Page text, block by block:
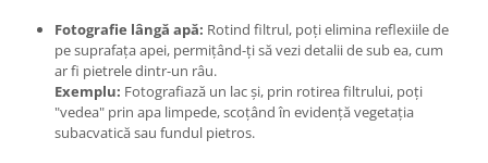
Fotografie lângă apă: Rotind filtrul, poți elimina reflexiile de
pe suprafața apei, permițând-ți să vezi detalii de sub ea, cum
ar fi pietrele dintr-un râu.
Exemplu: Fotografiază un lac și, prin rotirea filtrului, poți
"vedea" prin apa limpede, scoțând în evidență vegetația
subacvatică sau fundul pietros.